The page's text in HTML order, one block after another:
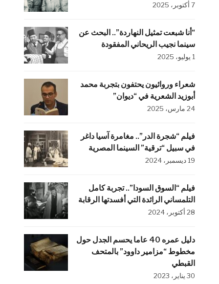
7 أكتوبر، 2025
“أنا شبعت تمثيل النهاردة”.. البحث عن
سينما نجيب الريحاني المفقودة
1 يوليو، 2025
شعراء وروائيون يحتفون بتجربة محمد
أبوزيد الشعرية في “ديوان”
24 مارس، 2025
فيلم “شجرة الدر”.. مغامرة آسيا داغر
في سبيل “ترقية” السينما المصرية
19 ديسمبر، 2024
فيلم “السوق السودا”.. تجربة كامل
التلمساني الرائدة التي أفسدتها الرقابة
28 أكتوبر، 2024
دليل عمره 40 عاما يحسم الجدل حول
مخطوط “مزامير داوود” بالمتحف
القبطي
30 يناير، 2023